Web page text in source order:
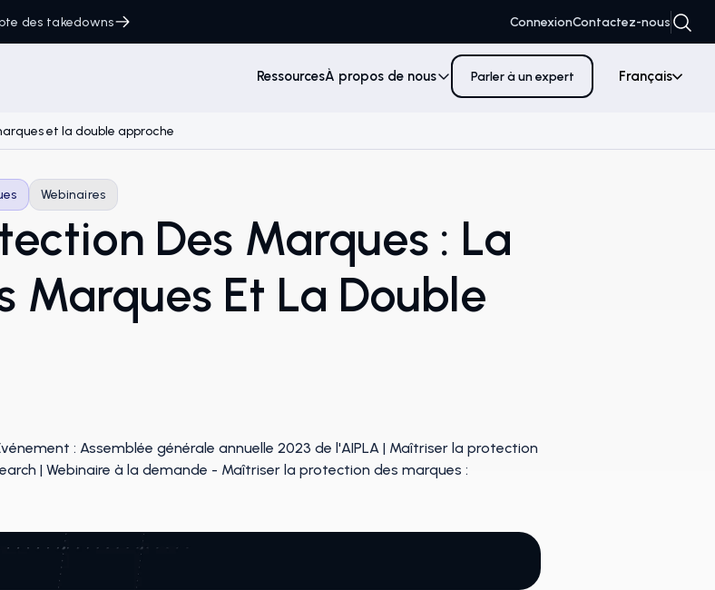
des takedowns ConnexionContactez-nous
RessourcesÀ propos de nous Parler à un expert Français
et la double approche
Webinaires
Des Marques : La
Marques Et La Double